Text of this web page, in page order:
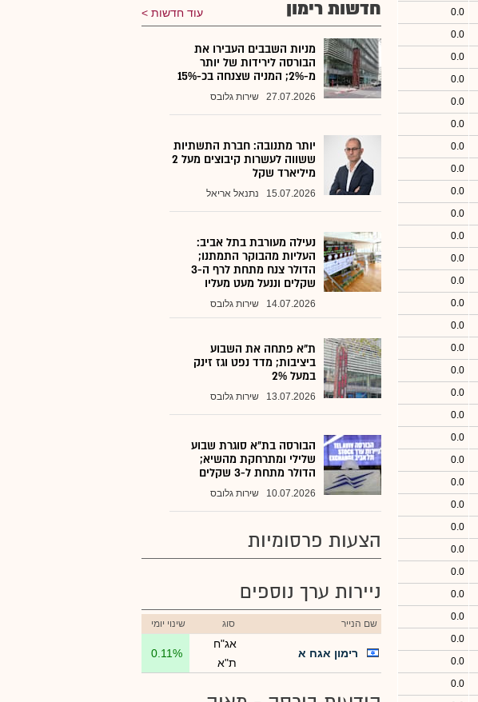
0.0
0.0
0.0
0.0
0.0
0.0
0.0
0.0
0.0
0.0
0.0
0.0
0.0
0.0
0.0
0.0
0.0
0.0
0.0
0.0
0.0
0.0
0.0
0.0
0.0
0.0
0.0
0.0
0.0
0.0
0.0
חדשות רימון עוד חדשות
מניות השבבים העבירו את
הבורסה לירידות של יותר
מ-2%; המניה שצנחה בכ-15%
27.07.2026 שירות גלובס
יותר מתנובה: חברת התשתיות
ששווה לעשרות קיבוצים מעל 2
מיליארד שקל
15.07.2026 נתנאל אריאל
נעילה מעורבת בתל אביב:
העליות מהבוקר התמתנו;
הדולר צנח מתחת לרף ה-3
שקלים וננעל מעט מעליו
14.07.2026 שירות גלובס
ת"א פתחה את השבוע
ביציבות; מדד נפט וגז זינק
במעל 2%
13.07.2026 שירות גלובס
הבורסה בת״א סוגרת שבוע
שלילי ומתרחקת מהשיא;
הדולר מתחת ל-3 שקלים
10.07.2026 שירות גלובס
הצעות פרסומיות
ניירות ערך נוספים
שם הנייר סוג שינוי יומי
רימון אגח א
אג"ח
ת"א
0.11%